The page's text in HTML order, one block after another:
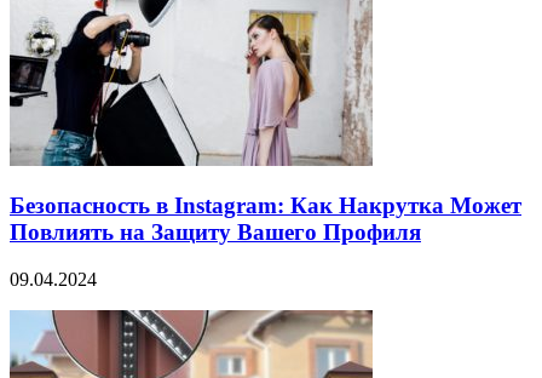
Безопасность в Instagram: Как Накрутка Может
Повлиять на Защиту Вашего Профиля
09.04.2024